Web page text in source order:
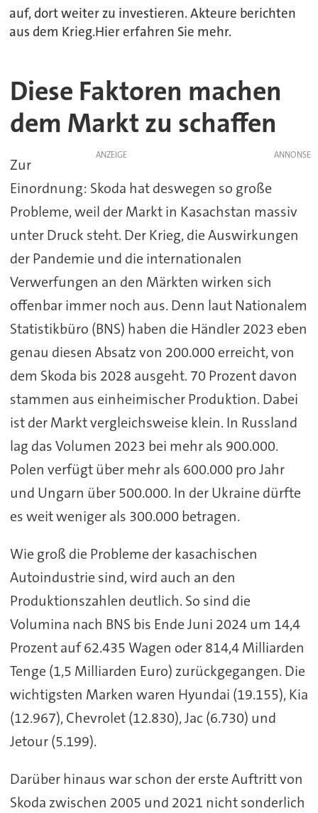
auf, dort weiter zu investieren. Akteure berichten
aus dem Krieg.Hier erfahren Sie mehr.
Diese Faktoren machen
dem Markt zu schaffen
ANZEIGE
Zur
Einordnung: Skoda hat deswegen so große
Probleme, weil der Markt in Kasachstan massiv
unter Druck steht. Der Krieg, die Auswirkungen
der Pandemie und die internationalen
Verwerfungen an den Märkten wirken sich
offenbar immer noch aus. Denn laut Nationalem
Statistikbüro (BNS) haben die Händler 2023 eben
genau diesen Absatz von 200.000 erreicht, von
dem Skoda bis 2028 ausgeht. 70 Prozent davon
stammen aus einheimischer Produktion. Dabei
ist der Markt vergleichsweise klein. In Russland
lag das Volumen 2023 bei mehr als 900.000.
Polen verfügt über mehr als 600.000 pro Jahr
und Ungarn über 500.000. In der Ukraine dürfte
es weit weniger als 300.000 betragen.
Wie groß die Probleme der kasachischen
Autoindustrie sind, wird auch an den
Produktionszahlen deutlich. So sind die
Volumina nach BNS bis Ende Juni 2024 um 14,4
Prozent auf 62.435 Wagen oder 814,4 Milliarden
Tenge (1,5 Milliarden Euro) zurückgegangen. Die
wichtigsten Marken waren Hyundai (19.155), Kia
(12.967), Chevrolet (12.830), Jac (6.730) und
Jetour (5.199).
Darüber hinaus war schon der erste Auftritt von
Skoda zwischen 2005 und 2021 nicht sonderlich